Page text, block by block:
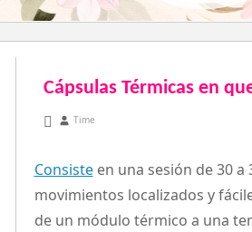
Cápsulas Térmicas en
noviembre 16, 2010
Time
Consisteen una sesión de 30 a
movimientos localizados y
de un módulo térmico a una